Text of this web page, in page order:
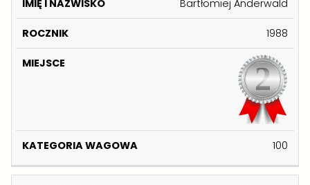
I
M
IĘ
Z
W
I
N
K
S
E
K
A
A
A
Bartłomiej Anderwald
1988
100